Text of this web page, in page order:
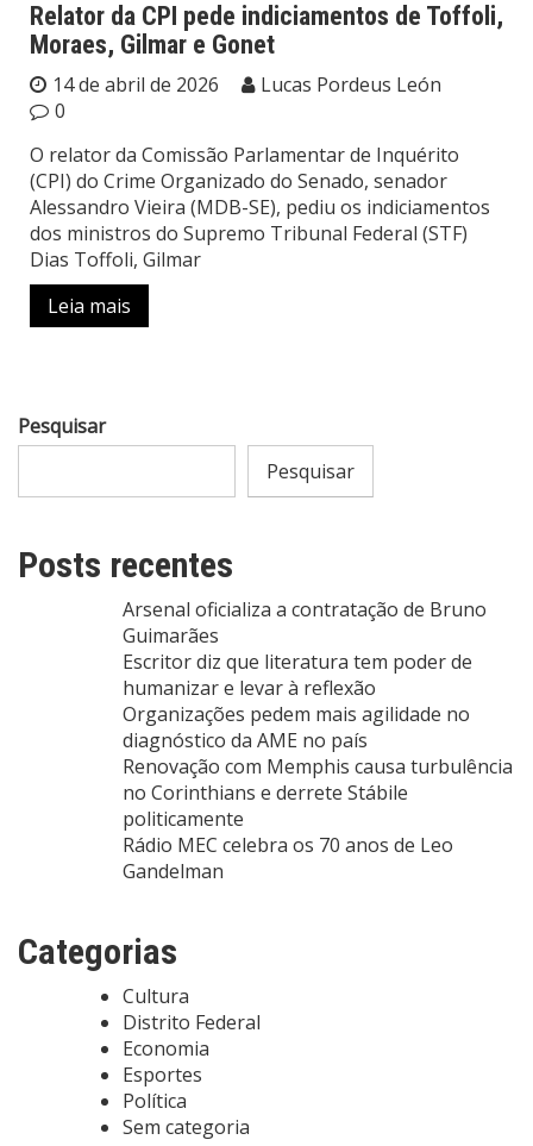
Relator da CPI pede indiciamentos de Toffoli,
Moraes, Gilmar e Gonet
14 de abril de 2026
Lucas Pordeus León
0
O relator da Comissão Parlamentar de Inquérito
(CPI) do Crime Organizado do Senado, senador
Alessandro Vieira (MDB-SE), pediu os indiciamentos
dos ministros do Supremo Tribunal Federal (STF)
Dias Toffoli, Gilmar
Leia mais
Pesquisar
Pesquisar
Posts recentes
Arsenal oficializa a contratação de Bruno
Guimarães
Escritor diz que literatura tem poder de
humanizar e levar à reflexão
Organizações pedem mais agilidade no
diagnóstico da AME no país
Renovação com Memphis causa turbulência
no Corinthians e derrete Stábile
politicamente
Rádio MEC celebra os 70 anos de Leo
Gandelman
Categorias
Cultura
Distrito Federal
Economia
Esportes
Política
Sem categoria